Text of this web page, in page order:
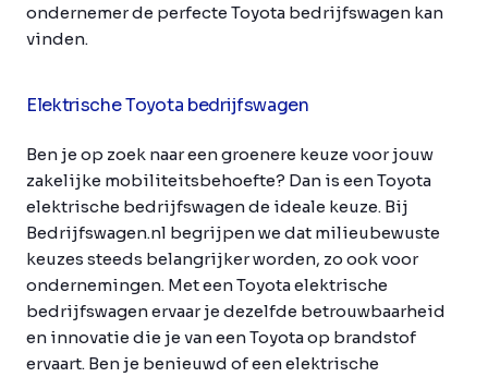
ondernemer de perfecte Toyota bedrijfswagen kan
vinden.
Elektrische Toyota bedrijfswagen
Ben je op zoek naar een groenere keuze voor jouw
zakelijke mobiliteitsbehoefte? Dan is een Toyota
elektrische bedrijfswagen de ideale keuze. Bij
Bedrijfswagen.nl begrijpen we dat milieubewuste
keuzes steeds belangrijker worden, zo ook voor
ondernemingen. Met een Toyota elektrische
bedrijfswagen ervaar je dezelfde betrouwbaarheid
en innovatie die je van een Toyota op brandstof
ervaart. Ben je benieuwd of een elektrische